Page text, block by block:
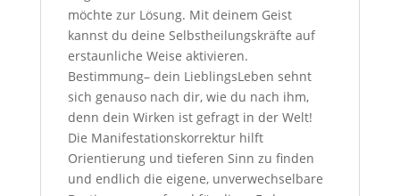
möchte zur Lösung. Mit deinem Geist
kannst du deine Selbstheilungskräfte auf
erstaunliche Weise aktivieren.
Bestimmung– dein LieblingsLeben sehnt
sich genauso nach dir, wie du nach ihm,
denn dein Wirken ist gefragt in der Welt!
Die Manifestationskorrektur hilft
Orientierung und tieferen Sinn zu finden
und endlich die eigene, unverwechselbare